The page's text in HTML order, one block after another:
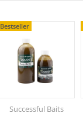
Bestseller
Successful Baits